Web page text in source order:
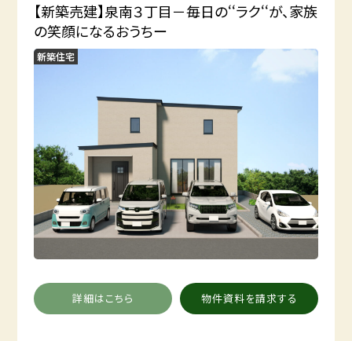
【新築売建】泉南３丁目－毎日の‘‘ラク‘‘が、家族
の笑顔になるおうちー
新築住宅
詳細はこちら 物件資料を請求する